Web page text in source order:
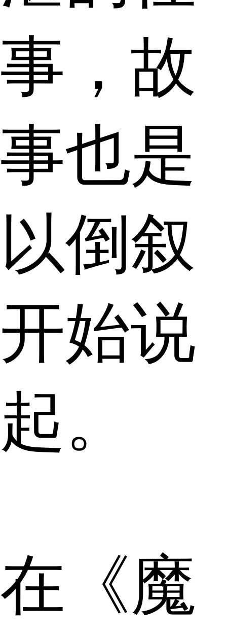
事，故
事也是
以倒叙
开始说
起。
在《魔